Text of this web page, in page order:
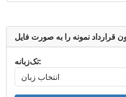
تک‌زبانه: